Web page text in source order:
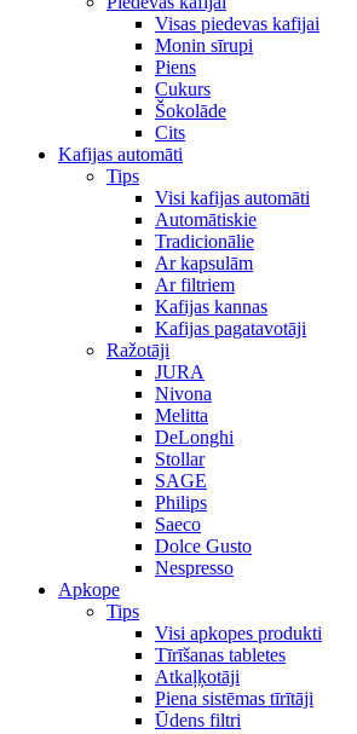
Visas piedevas kafijai
Monin sīrupi
Piens
Cukurs
Šokolāde
Cits
Kafijas automāti
Tips
Visi kafijas automāti
Automātiskie
Tradicionālie
Ar kapsulām
Ar filtriem
Kafijas kannas
Kafijas pagatavotāji
Ražotāji
JURA
Nivona
Melitta
DeLonghi
Stollar
SAGE
Philips
Saeco
Dolce Gusto
Nespresso
Apkope
Tips
Visi apkopes produkti
Tīrīšanas tabletes
Atkaļķotāji
Piena sistēmas tīrītāji
Ūdens filtri